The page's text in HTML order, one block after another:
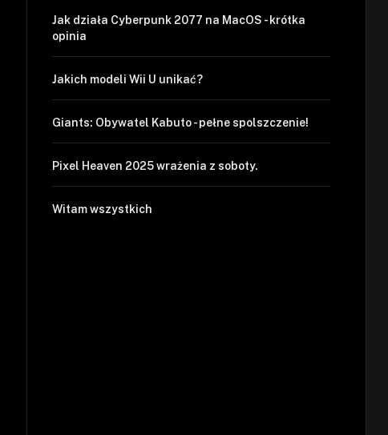
Jak działa Cyberpunk 2077 na MacOS - krótka
opinia
Jakich modeli Wii U unikać?
Giants: Obywatel Kabuto - pełne spolszczenie!
Pixel Heaven 2025 wrażenia z soboty.
Witam wszystkich